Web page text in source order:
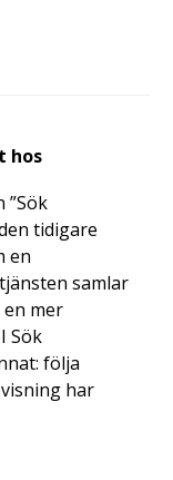
hos
”Sök
tidigare
en
samlar
mer
Sök
följa
har